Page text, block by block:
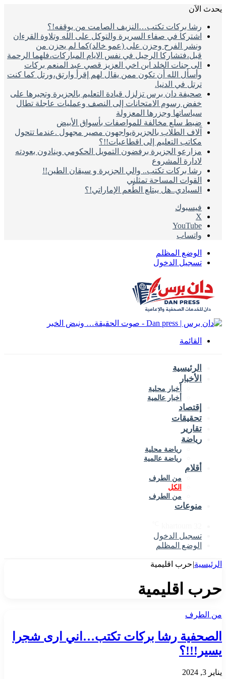
يحدث الاَن
رشا بركات تكتب…النزيف الصامت من يوقفه!؟
اشتركا في صفاء السريرة والتوكل على الله وتلاوة القرءان
ونشر الفرح وحزن على (عمو خالد)كما لم يحزن من
قبل،فتشاركا الرحيل في نفس الايام المباركات،فلهما الرحمة
الى جنات الخلد ابن اخي العزيز قصي عبد المنعم بركات
وأسأل الله أن تكون ممن يقال لهم إقرأ وارتق،ورتل كما كنت
ترتل في الدنيا.
صحيفة دان برس تزلزل قيادة التعليم بالجزيرة وتجبرها على
خفض رسوم الامتحانات إلى النصف وعمليات عاجلة تطال
سياساتها وجزرها المعزولة
ضبط سلع مخالفة للمواصفات بأسواق الأبيض
آلاف الطلاب بالجزيرةيواجهون مصير مجهول .عندما تتحول
مكاتب التعليم إلى اقطاعيات!!؟
مزارعو الجزيرة برفضون التمويل الحكومي وينادون بعودته
لادارة المشروع
رشا بركات تكتب.. والي الجزيرة و سيقان الطين!!
القوات المساحة تمثلني
السيادي..هل يبتلع الطُعم الإماراتي!؟
فيسبوك
‫X
‫YouTube
واتساب
الوضع المظلم
تسجيل الدخول
القائمة
الرئيسية
الأخبار
أخبار محلية
أخبار عالمية
إقتصاد
تحقيقات
تقارير
رياضة
رياضة محلية
رياضة عالمية
أقلام
من الطرف
الكل
من الطرف
منوعات
تسجيل الدخول
الوضع المظلم
الرئيسية|حرب اقليمية
حرب اقليمية
من الطرف
الصحفية رشا بركات تكتب…اني ارى شجرا
يسير!!!؟
يناير 3, 2024